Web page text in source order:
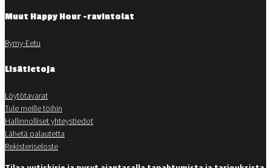
Muut Happy Hour -ravintolat
Rymy-Eetu
Lisätietoja
Löytötavarat
Tule meille töihin
Hallinnolliset yhteystiedot
Lähetä palautetta
Rekisteriseloste